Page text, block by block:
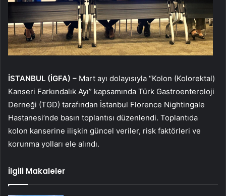
İSTANBUL (İGFA) – Mart ayı dolayısıyla “Kolon (Kolorektal)
Kanseri Farkındalık Ayı” kapsamında Türk Gastroenteroloji
Derneği (TGD) tarafından İstanbul Florence Nightingale
Hastanesi’nde basın toplantısı düzenlendi. Toplantıda
kolon kanserine ilişkin güncel veriler, risk faktörleri ve
korunma yolları ele alındı.
İlgili Makaleler